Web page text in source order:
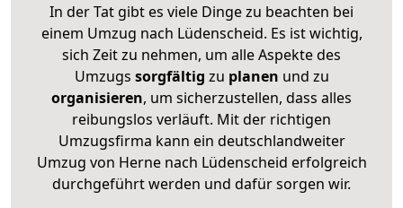
In der Tat gibt es viele Dinge zu beachten bei
einem Umzug nach Lüdenscheid. Es ist wichtig,
sich Zeit zu nehmen, um alle Aspekte des
Umzugs sorgfältig zu planen und zu
organisieren, um sicherzustellen, dass alles
reibungslos verläuft. Mit der richtigen
Umzugsfirma kann ein deutschlandweiter
Umzug von Herne nach Lüdenscheid erfolgreich
durchgeführt werden und dafür sorgen wir.